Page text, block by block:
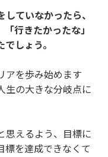
していなかったら、
行きたかったな」
しょう。
アを歩み始めます
生の大きな分岐点に
思えるよう、目標に
標を達成できなくて